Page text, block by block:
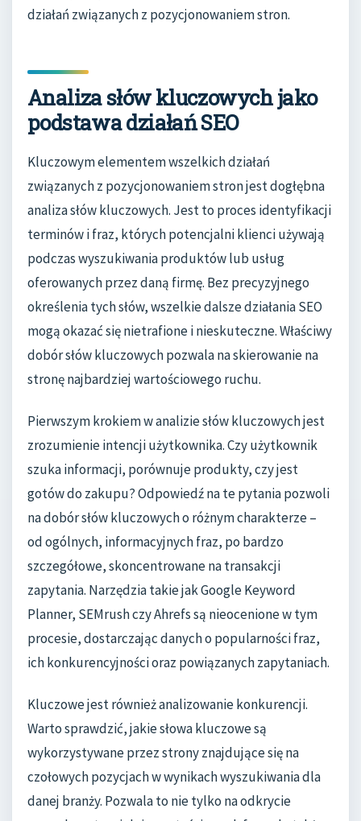
działań związanych z pozycjonowaniem stron.
Analiza słów kluczowych jako
podstawa działań SEO
Kluczowym elementem wszelkich działań
związanych z pozycjonowaniem stron jest dogłębna
analiza słów kluczowych. Jest to proces identyfikacji
terminów i fraz, których potencjalni klienci używają
podczas wyszukiwania produktów lub usług
oferowanych przez daną firmę. Bez precyzyjnego
określenia tych słów, wszelkie dalsze działania SEO
mogą okazać się nietrafione i nieskuteczne. Właściwy
dobór słów kluczowych pozwala na skierowanie na
stronę najbardziej wartościowego ruchu.
Pierwszym krokiem w analizie słów kluczowych jest
zrozumienie intencji użytkownika. Czy użytkownik
szuka informacji, porównuje produkty, czy jest
gotów do zakupu? Odpowiedź na te pytania pozwoli
na dobór słów kluczowych o różnym charakterze –
od ogólnych, informacyjnych fraz, po bardzo
szczegółowe, skoncentrowane na transakcji
zapytania. Narzędzia takie jak Google Keyword
Planner, SEMrush czy Ahrefs są nieocenione w tym
procesie, dostarczając danych o popularności fraz,
ich konkurencyjności oraz powiązanych zapytaniach.
Kluczowe jest również analizowanie konkurencji.
Warto sprawdzić, jakie słowa kluczowe są
wykorzystywane przez strony znajdujące się na
czołowych pozycjach w wynikach wyszukiwania dla
danej branży. Pozwala to nie tylko na odkrycie